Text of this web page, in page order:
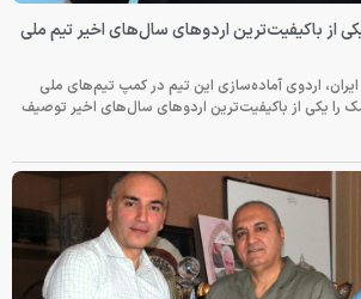
از باکیفیت‌ترین اردوهای سال‌های اخیر تیم ملی
اردوی آماده‌سازی این تیم در کمپ تیم‌های ملی
را یکی از باکیفیت‌ترین اردوهای سال‌های اخیر توصیف